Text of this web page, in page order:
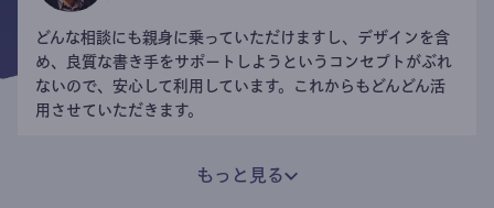
どんな相談にも親身に乗っていただけますし、デザインを含
め、良質な書き手をサポートしようというコンセプトがぶれ
ないので、安心して利用しています。これからもどんどん活
用させていただきます。
もっと見る